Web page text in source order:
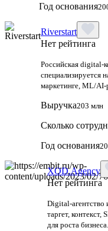
Год основания
Riverstart
Нет рейтинга
Российская
специализируется
маркетинге, ML/
Выручка203 млн
Сколько
Год основания
XOD.Agency
Нет рейтинга
Digital-агентство
таргет,
для роста бизнеса.